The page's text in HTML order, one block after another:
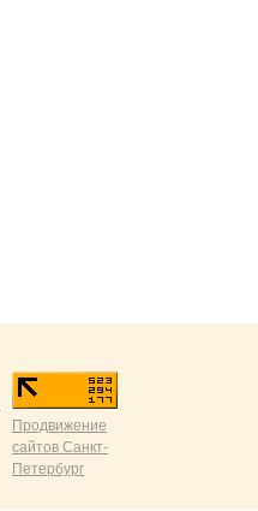
Продвижение
сайтов Санкт-
Петербург